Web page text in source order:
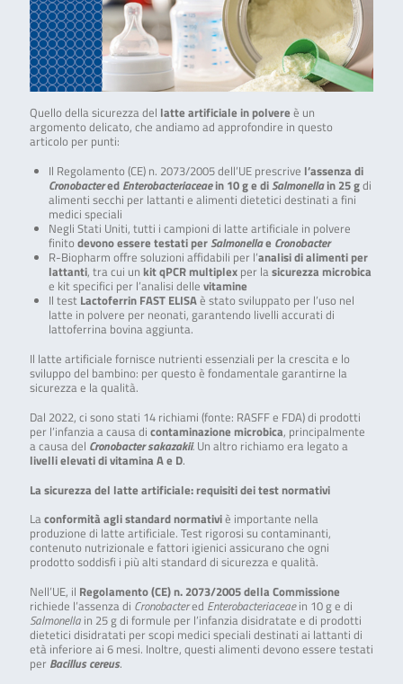
Quello della sicurezza del latte artificiale in polvere è un
argomento delicato, che andiamo ad approfondire in questo
articolo per punti:
Il Regolamento (CE) n. 2073/2005 dell’UE prescrive l’assenza di
Cronobactered Enterobacteriaceaein 10 g e diSalmonellain 25 gdi
alimenti secchi per lattanti e alimenti dietetici destinati a fini
medici speciali
Negli Stati Uniti, tutti i campioni di latte artificiale in polvere
finitodevono essere testati perSalmonellae Cronobacter
R-Biopharm offre soluzioni affidabili per l’analisi di alimenti per
lattanti, tra cui un kit qPCR multiplexper la sicurezza microbica
e kit specifici per l’analisi delle vitamine
Il test Lactoferrin FAST ELISAè stato sviluppato per l’uso nel
latte in polvere per neonati, garantendo livelli accurati di
lattoferrina bovina aggiunta.
Il latte artificiale fornisce nutrienti essenziali per la crescita e lo
sviluppo del bambino: per questo è fondamentale garantirne la
sicurezza e la qualità.
Dal 2022, ci sono stati 14 richiami (fonte: RASFF e FDA) di prodotti
per l’infanzia a causa di contaminazione microbica, principalmente
a causa del Cronobacter sakazakii.Un altro richiamo era legato a
livelli elevati di vitamina A e D.
La sicurezza del latte artificiale: requisiti dei test normativi
La conformità agli standard normativiè importante nella
produzione di latte artificiale. Test rigorosi su contaminanti,
contenuto nutrizionale e fattori igienici assicurano che ogni
prodotto soddisfi i più alti standard di sicurezza e qualità.
Nell’UE, il Regolamento (CE) n. 2073/2005 della Commissione
richiede l’assenza di Cronobactered Enterobacteriaceaein 10 g e di
Salmonella in 25 g di formule per l’infanzia disidratate e di prodotti
dietetici disidratati per scopi medici speciali destinati ai lattanti di
età inferiore ai 6 mesi. Inoltre, questi alimenti devono essere testati
per Bacillus cereus.